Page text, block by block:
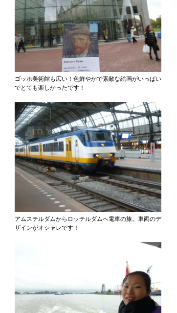
ゴッホ美術館も広い！色鮮やかで素敵な絵画がいっぱい
でとても楽しかったです！
アムステルダムからロッテルダムへ電車の旅。車両のデ
ザインがオシャレです！